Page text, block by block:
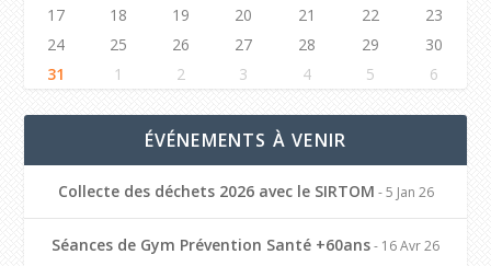
17
18 19 20 21 22
23
24
25 26 27 28 29
30
31
1 2 3 4 5 6
ÉVÉNEMENTS À VENIR
Collecte des déchets 2026 avec le SIRTOM - 5 Jan 26
Séances de Gym Prévention Santé +60ans- 16 Avr 26